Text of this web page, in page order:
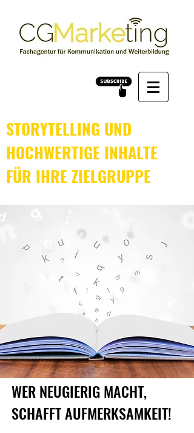
STORYTELLING UND
HOCHWERTIGE INHALTE
FÜR IHRE ZIELGRUPPE
WER NEUGIERIG MACHT,
SCHAFFT AUFMERKSAMKEIT!